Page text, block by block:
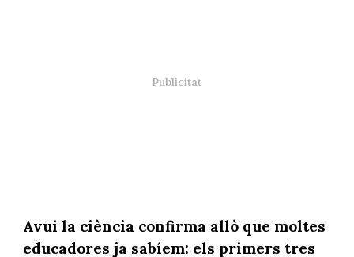
Avui la ciència confirma allò que moltes
educadores ja sabíem: els primers tres